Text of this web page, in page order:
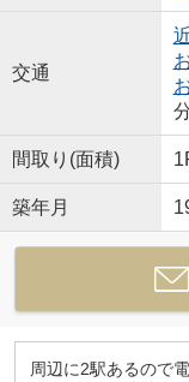
交通
間取り(面積)
築年月
周辺に2駅あるので